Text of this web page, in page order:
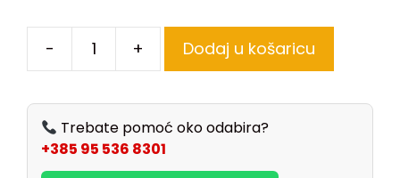
- + Dodaj u košaricu
Trebate pomoć oko odabira?
+385 95 536 8301